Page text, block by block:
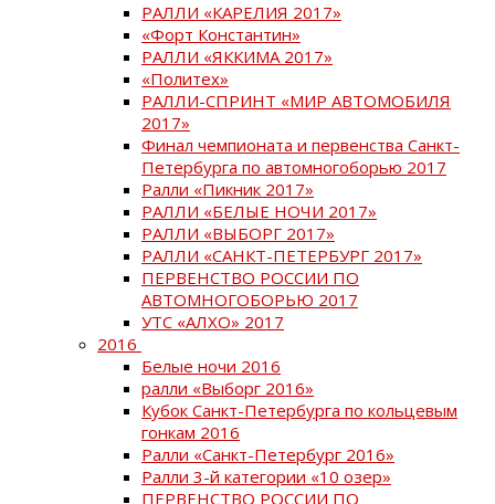
РАЛЛИ «КАРЕЛИЯ 2017»
«Форт Константин»
РАЛЛИ «ЯККИМА 2017»
«Политех»
РАЛЛИ-СПРИНТ «МИР АВТОМОБИЛЯ
2017»
Финал чемпионата и первенства Санкт-
Петербурга по автомногоборью 2017
Ралли «Пикник 2017»
РАЛЛИ «БЕЛЫЕ НОЧИ 2017»
РАЛЛИ «ВЫБОРГ 2017»
РАЛЛИ «САНКТ-ПЕТЕРБУРГ 2017»
ПЕРВЕНСТВО РОССИИ ПО
АВТОМНОГОБОРЬЮ 2017
УТС «АЛХО» 2017
2016
Белые ночи 2016
ралли «Выборг 2016»
Кубок Санкт-Петербурга по кольцевым
гонкам 2016
Ралли «Санкт-Петербург 2016»
Ралли 3-й категории «10 озер»
ПЕРВЕНСТВО РОССИИ ПО